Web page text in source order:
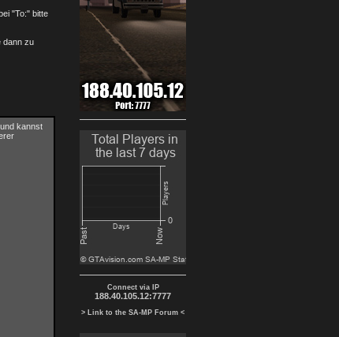
"To:" bitte
dann zu
kannst
Connect via IP
188.40.105.12:7777
> Link to the SA-MP Forum <